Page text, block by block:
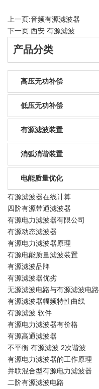
上一页:音频有源滤波器
下一页:西安 有源滤波
产品分类
高压无功补偿
低压无功补偿
有源滤波装置
消弧消谐装置
电能质量优化
有源滤波器在线计算
四阶有源带通滤波器
有源电力滤波器有限公司
有源动态滤波器
有源电力滤波器原理
有源电能质量滤波装置
有源滤波品牌
有源滤波器优劣
无源滤波电路与有源滤波电路
有源滤波器幅频特性曲线
有源滤波 软件
有源电力滤波器有价格
有源高通滤波器
不平衡 有源滤波 2次谐波
有源电力滤波器的工作原理
并联混合型有源电力滤波器
二阶有源滤波电路